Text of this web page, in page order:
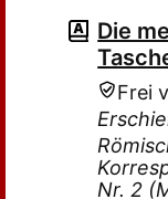
Die
Frei
Nr. 2